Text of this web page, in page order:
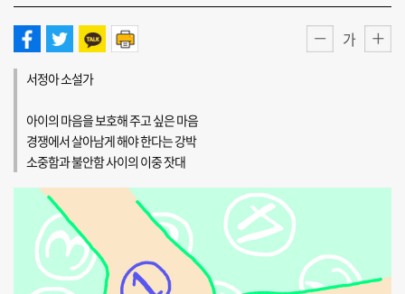
가
서정아 소설가
아이의 마음을 보호해 주고 싶은 마음
경쟁에서 살아남게 해야 한다는 강박
소중함과 불안함 사이의 이중 잣대